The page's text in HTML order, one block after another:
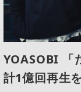
YOASOBI 「
計1億回再生